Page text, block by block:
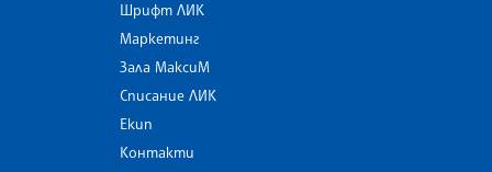
Шрифт ЛИК
Маркетинг
Зала МаксиМ
Списание ЛИК
Екип
Контакти